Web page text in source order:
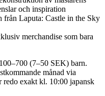
och inspiration
Laputa: Castle in the Sky
merchandise som bara
(7–50 SEK) barn.
månad via
exakt kl. 10:00 japansk